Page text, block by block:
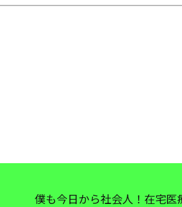
僕も今日から社会人！在宅医